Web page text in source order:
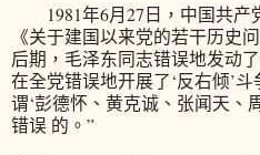
1981年6月27日，中国共产
《关于建国以来党的若干历史
后期，毛泽东同志错误地发动
在全党错误地开展了‘反右倾’
谓‘彭德怀、黄克诚、张闻天、
错误 的。”